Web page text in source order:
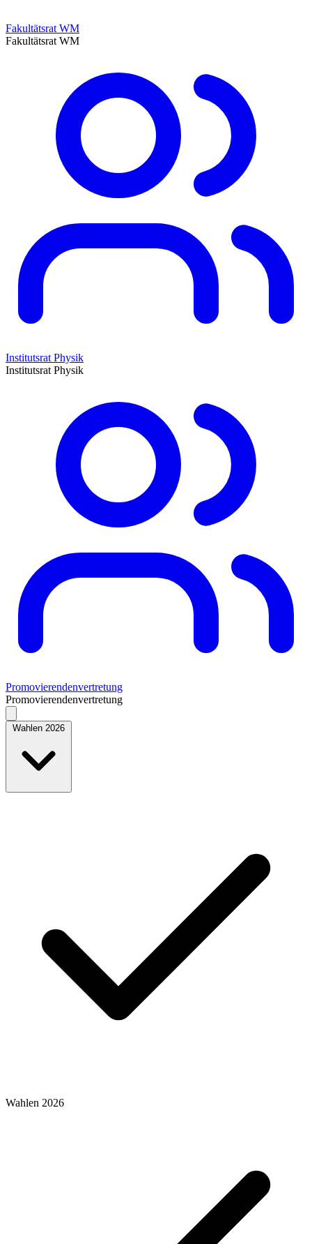
Fakultätsrat WM
Fakultätsrat WM
Institutsrat Physik
Institutsrat Physik
Promovierendenvertretung
Promovierendenvertretung
Wahlen 2026
Wahlen 2026